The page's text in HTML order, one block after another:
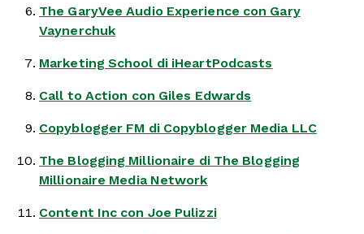
The GaryVee Audio Experience con Gary
Vaynerchuk
Marketing School di iHeartPodcasts
Call to Action con Giles Edwards
Copyblogger FM di Copyblogger Media LLC
The Blogging Millionaire di The Blogging
Millionaire Media Network
Content Inc con Joe Pulizzi